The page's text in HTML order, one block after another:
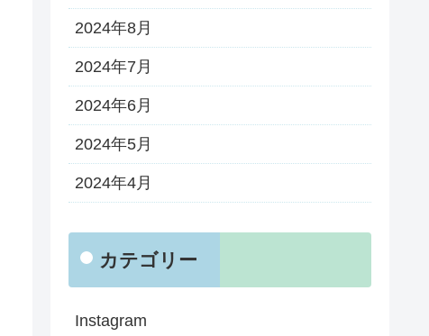
2024年8月
2024年7月
2024年6月
2024年5月
2024年4月
カテゴリー
Instagram